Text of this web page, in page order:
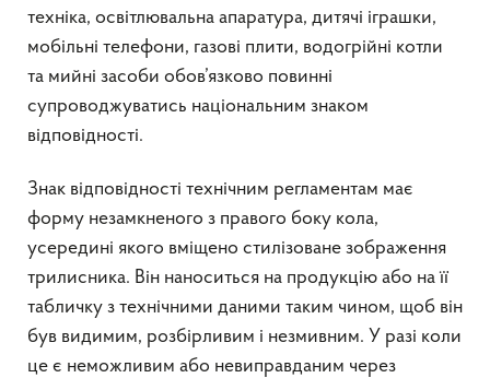
техніка, освітлювальна апаратура, дитячі іграшки,
мобільні телефони, газові плити, водогрійні котли
та мийні засоби обов’язково повинні
супроводжуватись національним знаком
відповідності.
Знак відповідності технічним регламентам має
форму незамкненого з правого боку кола,
усередині якого вміщено стилізоване зображення
трилисника. Він наноситься на продукцію або на її
табличку з технічними даними таким чином, щоб він
був видимим, розбірливим і незмивним. У разі коли
це є неможливим або невиправданим через